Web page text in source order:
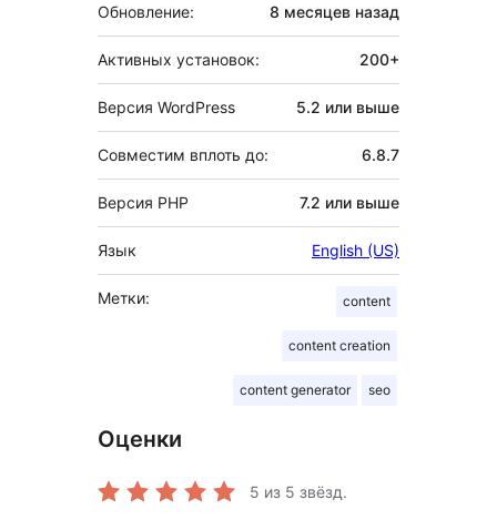
Обновление: 8 месяцев назад
Активных установок: 200+
Версия WordPress 5.2 или выше
Совместим вплоть до: 6.8.7
Версия PHP 7.2 или выше
Язык English (US)
Метки: content
content creation
content generator seo
Оценки
5 из 5 звёзд.